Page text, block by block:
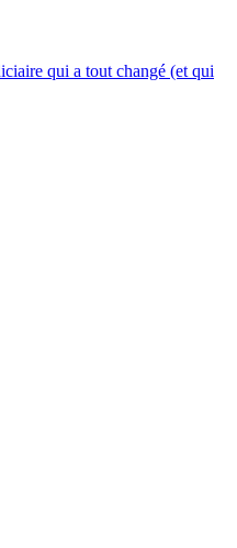
qui a tout changé (et qui